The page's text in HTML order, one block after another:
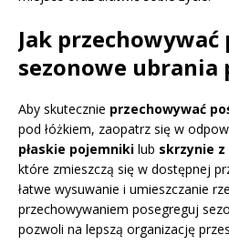
Jak przechowywać
sezonowe ubrania
Aby skutecznie przechowywać
pod łóżkiem, zaopatrz się w
płaskie pojemniki lub skrzynie
które zmieszczą się w dostępnej
łatwe wysuwanie i umieszczanie
przechowywaniem posegreguj
pozwoli na lepszą organizację